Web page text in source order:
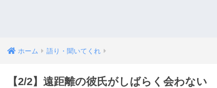
ホーム 語り・聞いてくれ
【2/2】遠距離の彼氏がしばらく会わない